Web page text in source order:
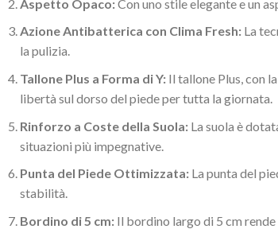
Aspetto Opaco:Con uno stile elegante e un
Azione Antibatterica con Clima Fresh:La
la pulizia.
Tallone Plus a Forma di Y:Il tallone Plus, con
libertà sul dorso del piede per tutta la giornata.
Rinforzo a Coste della Suola:La suola è
situazioni più impegnative.
Punta del Piede Ottimizzata:La punta del
stabilità.
Bordino di 5 cm:Il bordino largo di 5 cm rende